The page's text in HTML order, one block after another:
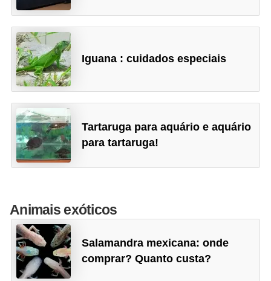
Iguana : cuidados especiais
Tartaruga para aquário e aquário
para tartaruga!
Animais exóticos
Salamandra mexicana: onde
comprar? Quanto custa?
a
i
s
d
e
e
s
t
i
ç
ã
o
R